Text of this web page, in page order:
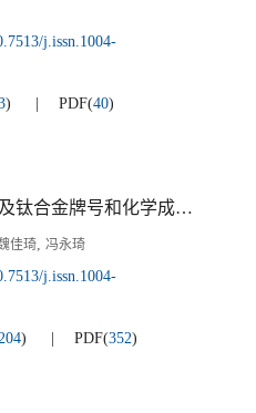
j.issn.1004-
) PDF(40)
GB/T 3620.1—2016《钛及钛合金牌号和化学成分》标准解析
佳琦, 冯永琦
j.issn.1004-
) PDF(352)